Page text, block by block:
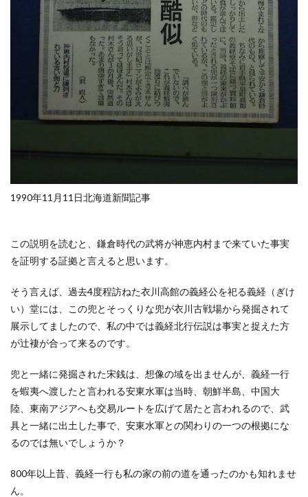
1990年11月11日北海道新聞記事
この説明を読むと、鎌倉時代の武将が神恵内村まで来ていた事実
を証明する証拠と言えると思います。
そう言えば、過去4度程訪ねた衣川高館の義経公を祀る義経（ぎけ
い）堂には、この兜とそっくりな兜が衣川古戦場から発掘されて
展示してましたので、私の中では義経北行伝説は事実と捉えた方
が辻褄が合って来るのです。
兜と一緒に発掘された宋銭は、想像の域を出ませんが、義経一行
を蝦夷へ渡したと言われる安東水軍は当時、朝鮮半島、中国大
陸、東南アジアへも交易ルートを広げて居たと言われるので、武
具と一緒に出土した事で、安東水軍との関わりの一つの根拠にな
るのでは無いでしょうか？
800年以上昔、義経一行も私の家の前の道を通ったのかも知れませ
ん。